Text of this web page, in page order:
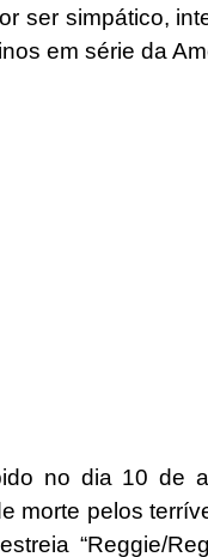
ser simpático,
em série da
no dia 10 de
morte pelos
“Reggie/